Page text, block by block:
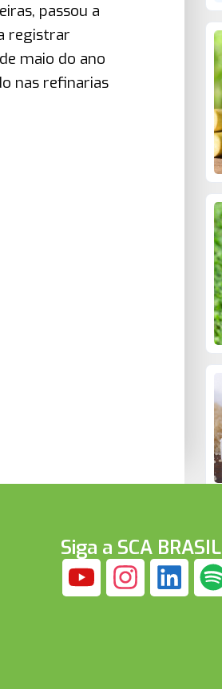
passou a
registrar
maio do ano
nas refinarias
Siga a SCA BRASIL